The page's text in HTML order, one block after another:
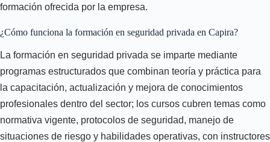
formación ofrecida por la empresa.
¿Cómo funciona la formación en seguridad privada en Capira?
La formación en seguridad privada se imparte mediante
programas estructurados que combinan teoría y práctica para
la capacitación, actualización y mejora de conocimientos
profesionales dentro del sector; los cursos cubren temas como
normativa vigente, protocolos de seguridad, manejo de
situaciones de riesgo y habilidades operativas, con instructores